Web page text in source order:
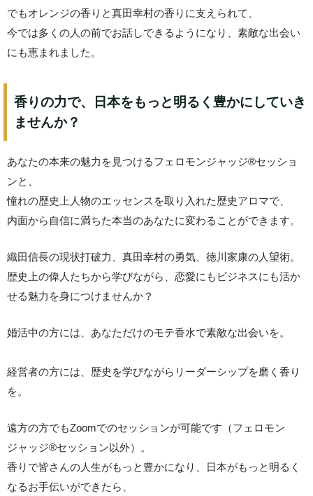
でもオレンジの香りと真田幸村の香りに支えられて、
今では多くの人の前でお話しできるようになり、素敵な出会い
にも恵まれました。
香りの力で、日本をもっと明るく豊かにしていき
ませんか？
あなたの本来の魅力を見つけるフェロモンジャッジ®️セッショ
ンと、
憧れの歴史上人物のエッセンスを取り入れた歴史アロマで、
内面から自信に満ちた本当のあなたに変わることができます。
織田信長の現状打破力、真田幸村の勇気、徳川家康の人望術。
歴史上の偉人たちから学びながら、恋愛にもビジネスにも活か
せる魅力を身につけませんか？
婚活中の方には、あなただけのモテ香水で素敵な出会いを。
経営者の方には、歴史を学びながらリーダーシップを磨く香り
を。
遠方の方でもZoomでのセッションが可能です（フェロモン
ジャッジ®️セッション以外）。
香りで皆さんの人生がもっと豊かになり、日本がもっと明るく
なるお手伝いができたら、